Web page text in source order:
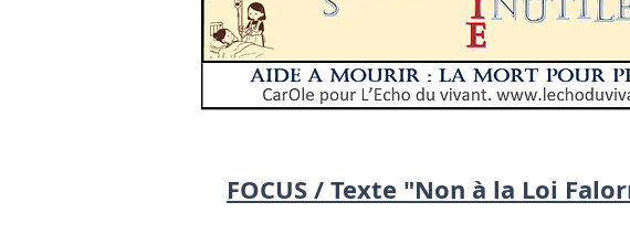
FOCUS / Texte "Non à la Loi